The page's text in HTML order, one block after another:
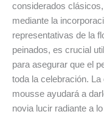
considerados
mediante la
representativas de la
peinados, es crucial
para asegurar que el
toda la celebración.
mousse ayudará a
novia lucir radiante a